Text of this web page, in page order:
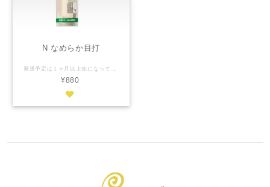
N なめらか目打
発送予定は１ヶ月以上先になっておりますが、7日営業日以内でのお届けになります。 ーーーーーー 角を整えたり、生地を送ったりする時に便利。 生地に穴を開けたいときN目打がおすすめ https://kigoromo.freateshop.com/items/65520739
¥880